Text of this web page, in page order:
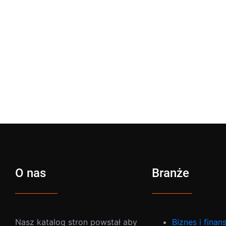
O nas
Nasz katalog stron powstał aby
Branże
Biznes i